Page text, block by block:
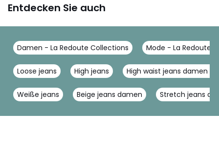
Entdecken Sie auch
Damen - La Redoute Collections Mode - La Redoute
Loose jeans High jeans High waist jeans damen
Weiße jeans Beige jeans damen Stretch jeans